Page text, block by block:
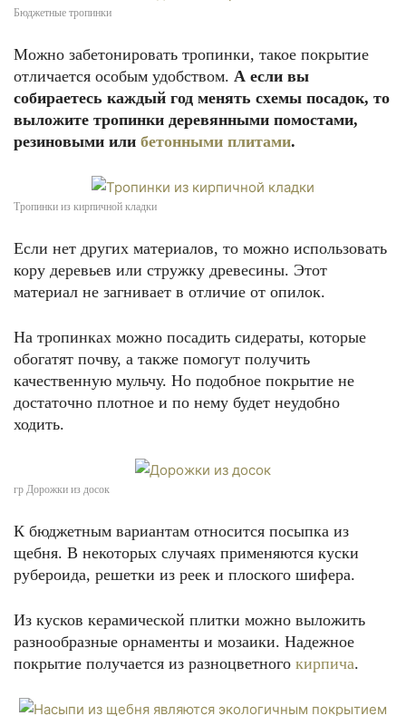
Бюджетные тропинки
Можно забетонировать тропинки, такое покрытие
отличается особым удобством. А если вы
собираетесь каждый год менять схемы посадок, то
выложите тропинки деревянными помостами,
резиновыми или бетонными плитами.
Тропинки из кирпичной кладки
Если нет других материалов, то можно использовать
кору деревьев или стружку древесины. Этот
материал не загнивает в отличие от опилок.
На тропинках можно посадить сидераты, которые
обогатят почву, а также помогут получить
качественную мульчу. Но подобное покрытие не
достаточно плотное и по нему будет неудобно
ходить.
гр Дорожки из досок
К бюджетным вариантам относится посыпка из
щебня. В некоторых случаях применяются куски
рубероида, решетки из реек и плоского шифера.
Из кусков керамической плитки можно выложить
разнообразные орнаменты и мозаики. Надежное
покрытие получается из разноцветного кирпича.